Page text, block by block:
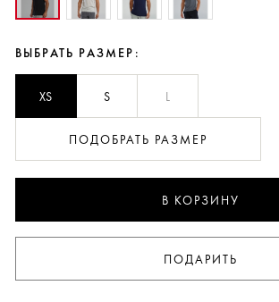
ВЫБРАТЬ РАЗМЕР:
XS S L
ПОДОБРАТЬ РАЗМЕР
В КОРЗИНУ
ПОДАРИТЬ